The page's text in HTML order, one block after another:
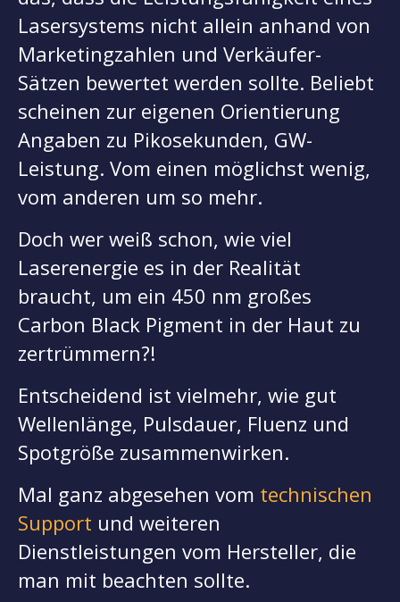
Lasersystems nicht allein anhand von
Marketingzahlen und Verkäufer-
Sätzen bewertet werden sollte. Beliebt
scheinen zur eigenen Orientierung
Angaben zu Pikosekunden, GW-
Leistung. Vom einen möglichst wenig,
vom anderen um so mehr.
Doch wer weiß schon, wie viel
Laserenergie es in der Realität
braucht, um ein 450 nm großes
Carbon Black Pigment in der Haut zu
zertrümmern?!
Entscheidend ist vielmehr, wie gut
Wellenlänge, Pulsdauer, Fluenz und
Spotgröße zusammenwirken.
Mal ganz abgesehen vom technischen
Support und weiteren
Dienstleistungen vom Hersteller, die
man mit beachten sollte.